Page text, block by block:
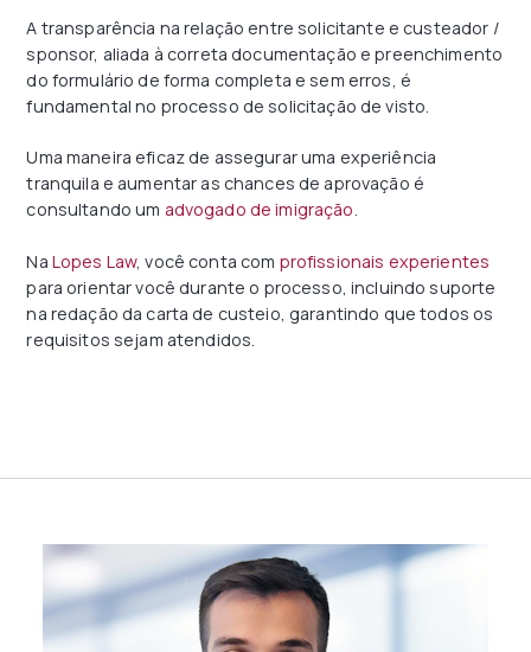
A transparência na relação entre solicitante e custeador /
sponsor, aliada à correta documentação e preenchimento
do formulário de forma completa e sem erros, é
fundamental no processo de solicitação de visto.
Uma maneira eficaz de assegurar uma experiência
tranquila e aumentar as chances de aprovação é
consultando um advogado de imigração.
Na Lopes Law, você conta com profissionais experientes
para orientar você durante o processo, incluindo suporte
na redação da carta de custeio, garantindo que todos os
requisitos sejam atendidos.